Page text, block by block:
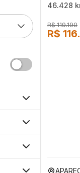
46.428
R$ 119.190
R$